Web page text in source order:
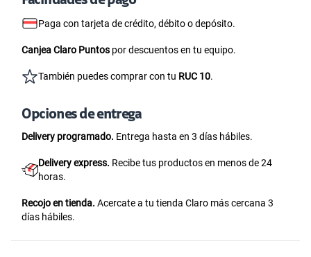
Paga con tarjeta de crédito, débito o depósito.
Canjea Claro Puntos por descuentos en tu equipo.
También puedes comprar con tu RUC 10.
Opciones de entrega
Delivery programado. Entrega hasta en 3 días hábiles.
Delivery express. Recibe tus productos en menos de 24
horas.
Recojo en tienda. Acercate a tu tienda Claro más cercana 3
días hábiles.